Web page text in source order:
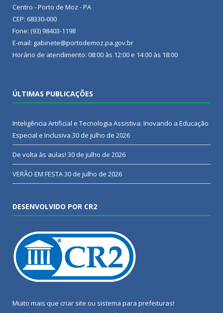
Centro - Porto de Moz - PA
CEP: 68330-000
Fone: (93) 98403-1198
E-mail: gabinete@portodemoz.pa.gov.br
Horário de atendimento: 08:00 às 12:00 e 14:00 às 18:00
ÚLTIMAS PUBLICAÇÕES
Inteligência Artificial e Tecnologia Assistiva: Inovando a Educação
Especial e Inclusiva 30 de julho de 2026
De volta às aulas! 30 de julho de 2026
VERÃO EM FESTA30 de julho de 2026
DESENVOLVIDO POR CR2
Muito mais que criar site ou sistema para prefeituras!